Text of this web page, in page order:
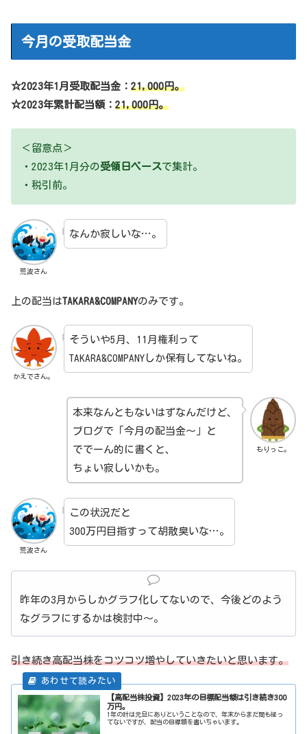
今月の受取配当金
☆2023年1月受取配当金： 21,000円。
☆2023年累計配当額： 21,000円。
＜留意点＞
・2023年1月分の受領日ベースで集計。
・税引前。
荒波さん
なんか寂しいな…。
上の配当はTAKARA&COMPANYのみです。
かえでさん。
そういや5月、11月権利って
TAKARA&COMPANYしか保有してないね。
もりっこ。
本来なんともないはずなんだけど、
ブログで「今月の配当金～」と
ででーん的に書くと、
ちょい寂しいかも。
荒波さん
この状況だと
300万円目指すって胡散臭いな…。
昨年の3月からしかグラフ化してないので、今後どのよう
なグラフにするかは検討中～。
引き続き高配当株をコツコツ増やしていきたいと思います。
【高配当株投資】2023年の目標配当額は引き続き300
万円。
1年の計は元旦にありということなので、年末からまだ間も経っ
てないですが、配当の目標額を書いちゃいます。